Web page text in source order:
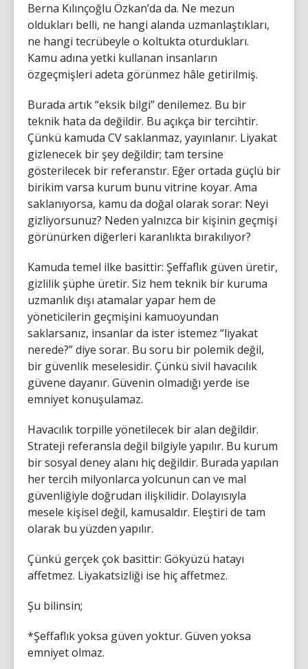
Berna Kılınçoğlu Özkan’da da. Ne mezun
oldukları belli, ne hangi alanda uzmanlaştıkları,
ne hangi tecrübeyle o koltukta oturdukları.
Kamu adına yetki kullanan insanların
özgeçmişleri adeta görünmez hâle getirilmiş.
Burada artık “eksik bilgi” denilemez. Bu bir
teknik hata da değildir. Bu açıkça bir tercihtir.
Çünkü kamuda CV saklanmaz, yayınlanır. Liyakat
gizlenecek bir şey değildir; tam tersine
gösterilecek bir referanstır. Eğer ortada güçlü bir
birikim varsa kurum bunu vitrine koyar. Ama
saklanıyorsa, kamu da doğal olarak sorar: Neyi
gizliyorsunuz? Neden yalnızca bir kişinin geçmişi
görünürken diğerleri karanlıkta bırakılıyor?
Kamuda temel ilke basittir: Şeffaflık güven üretir,
gizlilik şüphe üretir. Siz hem teknik bir kuruma
uzmanlık dışı atamalar yapar hem de
yöneticilerin geçmişini kamuoyundan
saklarsanız, insanlar da ister istemez “liyakat
nerede?” diye sorar. Bu soru bir polemik değil,
bir güvenlik meselesidir. Çünkü sivil havacılık
güvene dayanır. Güvenin olmadığı yerde ise
emniyet konuşulamaz.
Havacılık torpille yönetilecek bir alan değildir.
Strateji referansla değil bilgiyle yapılır. Bu kurum
bir sosyal deney alanı hiç değildir. Burada yapılan
her tercih milyonlarca yolcunun can ve mal
güvenliğiyle doğrudan ilişkilidir. Dolayısıyla
mesele kişisel değil, kamusaldır. Eleştiri de tam
olarak bu yüzden yapılır.
Çünkü gerçek çok basittir: Gökyüzü hatayı
affetmez. Liyakatsizliği ise hiç affetmez.
Şu bilinsin;
*Şeffaflık yoksa güven yoktur. Güven yoksa
emniyet olmaz.